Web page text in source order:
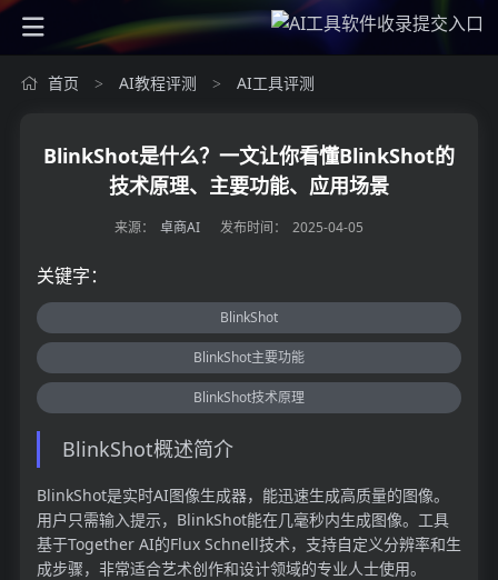
首页 > AI教程评测 > AI工具评测
BlinkShot是什么？一文让你看懂BlinkShot的
技术原理、主要功能、应用场景
来源： 卓商AI 发布时间： 2025-04-05
关键字：
BlinkShot
BlinkShot主要功能
BlinkShot技术原理
BlinkShot概述简介
BlinkShot是实时AI图像生成器，能迅速生成高质量的图像。
用户只需输入提示，BlinkShot能在几毫秒内生成图像。工具
基于Together AI的Flux Schnell技术，支持自定义分辨率和生
成步骤，非常适合艺术创作和设计领域的专业人士使用。